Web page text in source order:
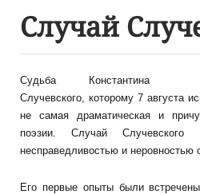
Случай
Судьба Константина
Случевского, которому 7 августа
не самая драматическая и
поэзии. Случай Случевского
несправедливостью и неровностью
Его первые опыты были